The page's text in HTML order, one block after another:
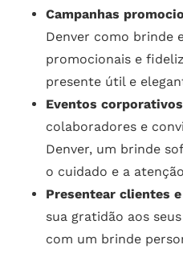
Campanhas
Denver como brinde
promocionais e
presente útil e
Eventos corporativos
colaboradores e
Denver, um brinde
o cuidado e a
Presentear clientes
sua gratidão aos
com um brinde